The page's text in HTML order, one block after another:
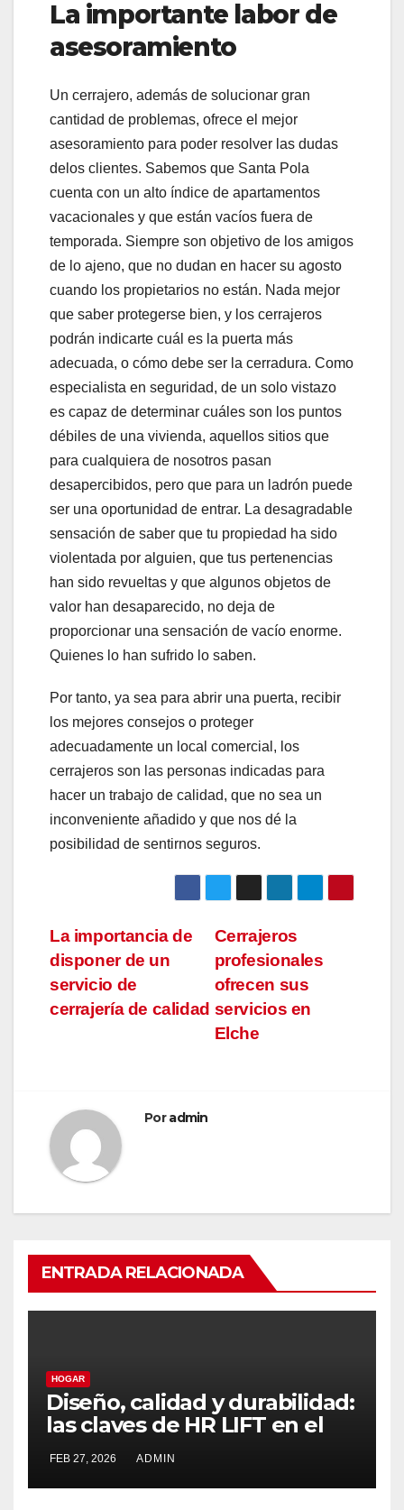
La importante labor de
asesoramiento
Un cerrajero, además de solucionar gran
cantidad de problemas, ofrece el mejor
asesoramiento para poder resolver las dudas
delos clientes. Sabemos que Santa Pola
cuenta con un alto índice de apartamentos
vacacionales y que están vacíos fuera de
temporada. Siempre son objetivo de los amigos
de lo ajeno, que no dudan en hacer su agosto
cuando los propietarios no están. Nada mejor
que saber protegerse bien, y los cerrajeros
podrán indicarte cuál es la puerta más
adecuada, o cómo debe ser la cerradura. Como
especialista en seguridad, de un solo vistazo
es capaz de determinar cuáles son los puntos
débiles de una vivienda, aquellos sitios que
para cualquiera de nosotros pasan
desapercibidos, pero que para un ladrón puede
ser una oportunidad de entrar. La desagradable
sensación de saber que tu propiedad ha sido
violentada por alguien, que tus pertenencias
han sido revueltas y que algunos objetos de
valor han desaparecido, no deja de
proporcionar una sensación de vacío enorme.
Quienes lo han sufrido lo saben.
Por tanto, ya sea para abrir una puerta, recibir
los mejores consejos o proteger
adecuadamente un local comercial, los
cerrajeros son las personas indicadas para
hacer un trabajo de calidad, que no sea un
inconveniente añadido y que nos dé la
posibilidad de sentirnos seguros.
Navegación
de
entradas
Cerrajeros
profesionales
ofrecen sus
servicios en
Elche
La importancia de
disponer de un
servicio de
cerrajería de calidad
Poradmin
ENTRADA RELACIONADA
HOGAR
Diseño, calidad y durabilidad:
las claves de HR LIFT en el
segmento de salvaescaleras
de alta gama
FEB 27, 2026 ADMIN